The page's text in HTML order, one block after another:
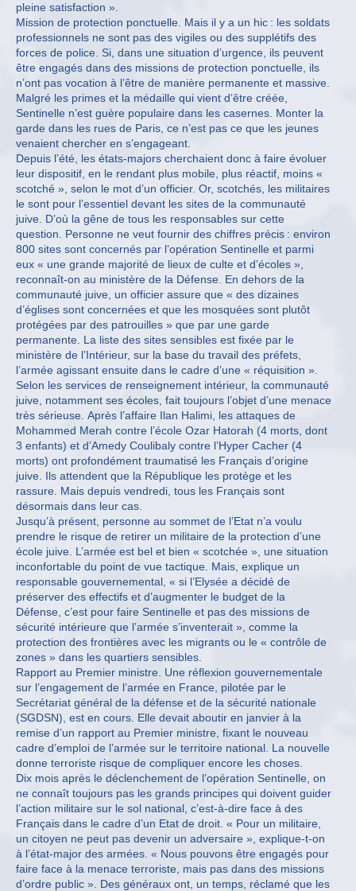
pleine satisfaction ».
Mission de protection ponctuelle. Mais il y a un hic : les soldats
professionnels ne sont pas des vigiles ou des supplétifs des
forces de police. Si, dans une situation d’urgence, ils peuvent
être engagés dans des missions de protection ponctuelle, ils
n’ont pas vocation à l’être de manière permanente et massive.
Malgré les primes et la médaille qui vient d’être créée,
Sentinelle n’est guère populaire dans les casernes. Monter la
garde dans les rues de Paris, ce n’est pas ce que les jeunes
venaient chercher en s’engageant.
Depuis l’été, les états-majors cherchaient donc à faire évoluer
leur dispositif, en le rendant plus mobile, plus réactif, moins «
scotché », selon le mot d’un officier. Or, scotchés, les militaires
le sont pour l’essentiel devant les sites de la communauté
juive. D’où la gêne de tous les responsables sur cette
question. Personne ne veut fournir des chiffres précis : environ
800 sites sont concernés par l’opération Sentinelle et parmi
eux « une grande majorité de lieux de culte et d’écoles »,
reconnaît-on au ministère de la Défense. En dehors de la
communauté juive, un officier assure que « des dizaines
d’églises sont concernées et que les mosquées sont plutôt
protégées par des patrouilles » que par une garde
permanente. La liste des sites sensibles est fixée par le
ministère de l’Intérieur, sur la base du travail des préfets,
l’armée agissant ensuite dans le cadre d’une « réquisition ».
Selon les services de renseignement intérieur, la communauté
juive, notamment ses écoles, fait toujours l’objet d’une menace
très sérieuse. Après l’affaire Ilan Halimi, les attaques de
Mohammed Merah contre l’école Ozar Hatorah (4 morts, dont
3 enfants) et d’Amedy Coulibaly contre l’Hyper Cacher (4
morts) ont profondément traumatisé les Français d’origine
juive. Ils attendent que la République les protège et les
rassure. Mais depuis vendredi, tous les Français sont
désormais dans leur cas.
Jusqu’à présent, personne au sommet de l’Etat n’a voulu
prendre le risque de retirer un militaire de la protection d’une
école juive. L’armée est bel et bien « scotchée », une situation
inconfortable du point de vue tactique. Mais, explique un
responsable gouvernemental, « si l’Elysée a décidé de
préserver des effectifs et d’augmenter le budget de la
Défense, c’est pour faire Sentinelle et pas des missions de
sécurité intérieure que l’armée s’inventerait », comme la
protection des frontières avec les migrants ou le « contrôle de
zones » dans les quartiers sensibles.
Rapport au Premier ministre. Une réflexion gouvernementale
sur l’engagement de l’armée en France, pilotée par le
Secrétariat général de la défense et de la sécurité nationale
(SGDSN), est en cours. Elle devait aboutir en janvier à la
remise d’un rapport au Premier ministre, fixant le nouveau
cadre d’emploi de l’armée sur le territoire national. La nouvelle
donne terroriste risque de compliquer encore les choses.
Dix mois après le déclenchement de l’opération Sentinelle, on
ne connaît toujours pas les grands principes qui doivent guider
l’action militaire sur le sol national, c’est-à-dire face à des
Français dans le cadre d’un Etat de droit. « Pour un militaire,
un citoyen ne peut pas devenir un adversaire », explique-t-on
à l’état-major des armées. « Nous pouvons être engagés pour
faire face à la menace terroriste, mais pas dans des missions
d’ordre public ». Des généraux ont, un temps, réclamé que les